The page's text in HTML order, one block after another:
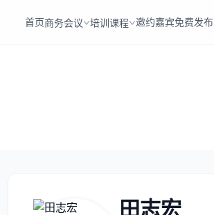
首页商务会议 培训课程 邀约嘉宾免费发布
田志宏